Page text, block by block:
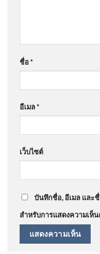
ชื่อ *
อีเมล*
เว็บไซต์
บันทึกชื่อ, อีเมล และ
สำหรับการแสดงความเห็